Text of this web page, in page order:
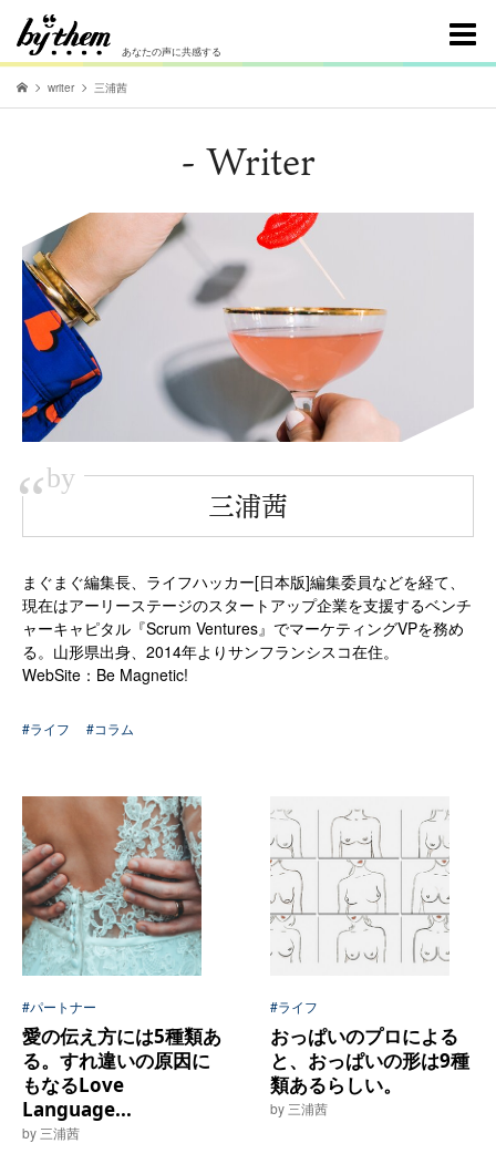
あなたの声に共感する
writer 三浦茜
- Writer
“by
三浦茜
まぐまぐ編集長、ライフハッカー[日本版]編集委員などを経て、
現在はアーリーステージのスタートアップ企業を支援するベンチ
ャーキャピタル『Scrum Ventures』でマーケティングVPを務め
る。山形県出身、2014年よりサンフランシスコ在住。
WebSite： Be Magnetic!
#ライフ #コラム
#パートナー
愛の伝え方には5種類あ
る。すれ違いの原因に
もなるLove
Language...
by 三浦茜
#ライフ
おっぱいのプロによる
と、おっぱいの形は9種
類あるらしい。
by 三浦茜